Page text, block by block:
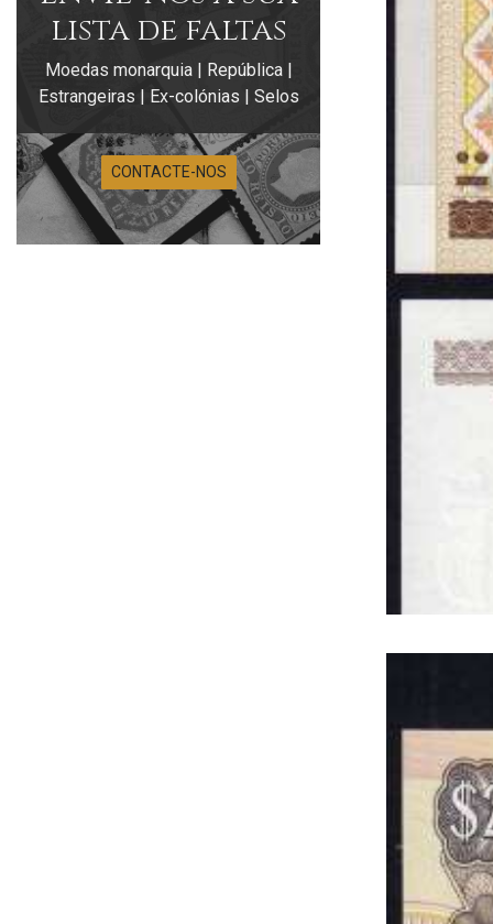
lista de faltas
Moedas monarquia | República |
Estrangeiras | Ex-colónias | Selos
CONTACTE-NOS